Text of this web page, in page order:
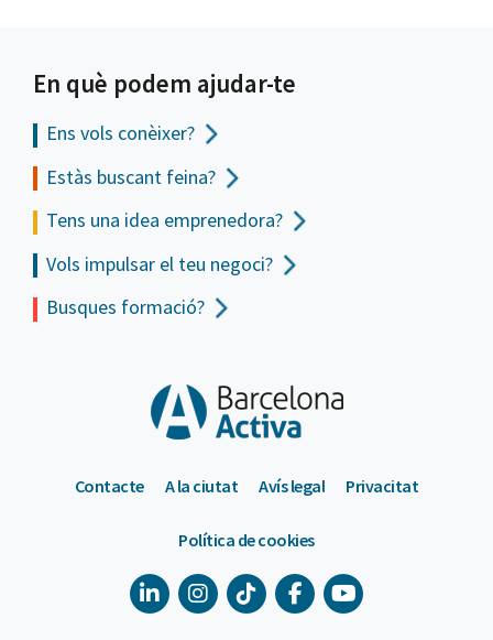
emergents a la ciutat.
També, coneixeràs les
competències i els
coneixements més
demandats per tal que tinguis
necessites per traçar el teu
pla de recerca de feina.
En què podem ajudar-te
Ens vols conèixer?
Estàs buscant feina?
Tens una idea emprenedora?
Vols impulsar el teu negoci?
Busques formació?
Contacte A la ciutat Avís legal Privacitat
Política de cookies